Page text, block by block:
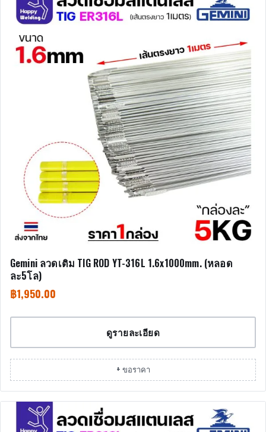
Gemini ลวดเติม TIG ROD YT-316L 1.6x1000mm. (หลอด
ละ5โล)
฿1,950.00
ดูรายละเอียด
+ ขอราคา